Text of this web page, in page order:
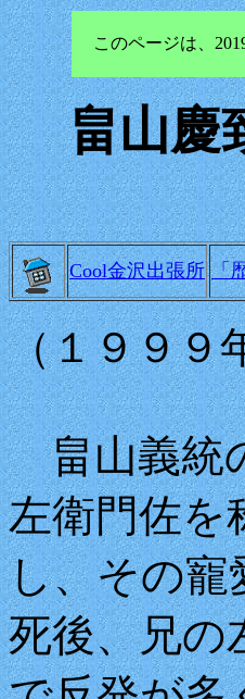
このページは、
畠山慶
Cool金沢出張所 「
（１９９９
畠山義統
左衛門佐を
し、その寵
死後、兄の